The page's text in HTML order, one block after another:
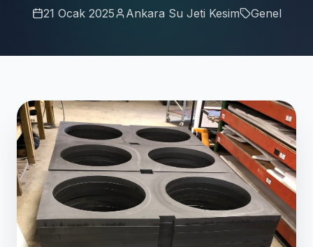
21 Ocak 2025 Ankara Su Jeti Kesim Genel